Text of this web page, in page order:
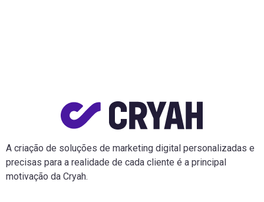
A criação de soluções de marketing digital personalizadas e
precisas para a realidade de cada cliente é a principal
motivação da Cryah.